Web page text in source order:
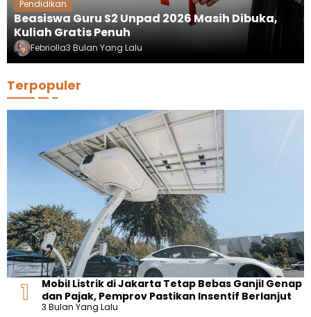
Pendidikan
Beasiswa Guru S2 Unpad 2026 Masih Dibuka,
Kuliah Gratis Penuh
Febriolla3 Bulan Yang Lalu
Terpopuler
Mobil Listrik di Jakarta Tetap Bebas Ganjil Genap
dan Pajak, Pemprov Pastikan Insentif Berlanjut
3 Bulan Yang Lalu